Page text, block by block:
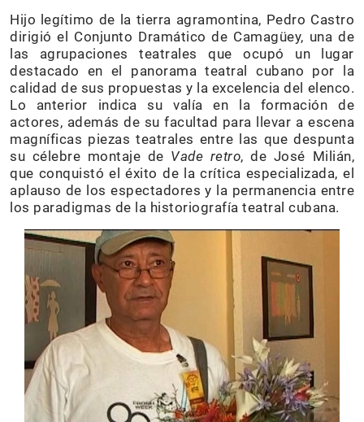
Hijo legítimo de la tierra agramontina, Pedro Castro
dirigió el Conjunto Dramático de Camagüey, una de
las agrupaciones teatrales que ocupó un lugar
destacado en el panorama teatral cubano por la
calidad de sus propuestas y la excelencia del elenco.
Lo anterior indica su valía en la formación de
actores, además de su facultad para llevar a escena
magníficas piezas teatrales entre las que despunta
su célebre montaje de Vade retro, de José Milián,
que conquistó el éxito de la crítica especializada, el
aplauso de los espectadores y la permanencia entre
los paradigmas de la historiografía teatral cubana.